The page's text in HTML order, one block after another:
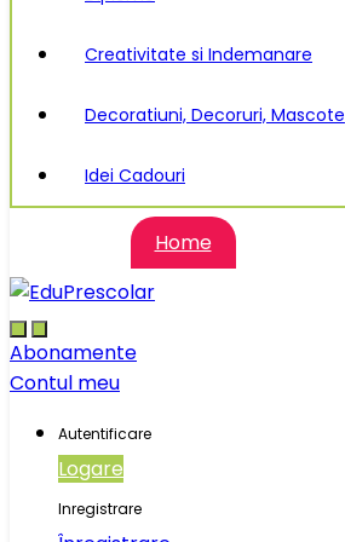
Creativitate si Indemanare
Decoratiuni, Decoruri, Mascote
Idei Cadouri
Home
Abonamente
Contul meu
Autentificare
Logare
Inregistrare